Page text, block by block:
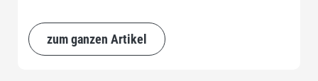
zum ganzen Artikel